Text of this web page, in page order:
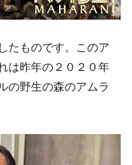
たものです。このア
は昨年の２０２０年
の野生の森のアムラ